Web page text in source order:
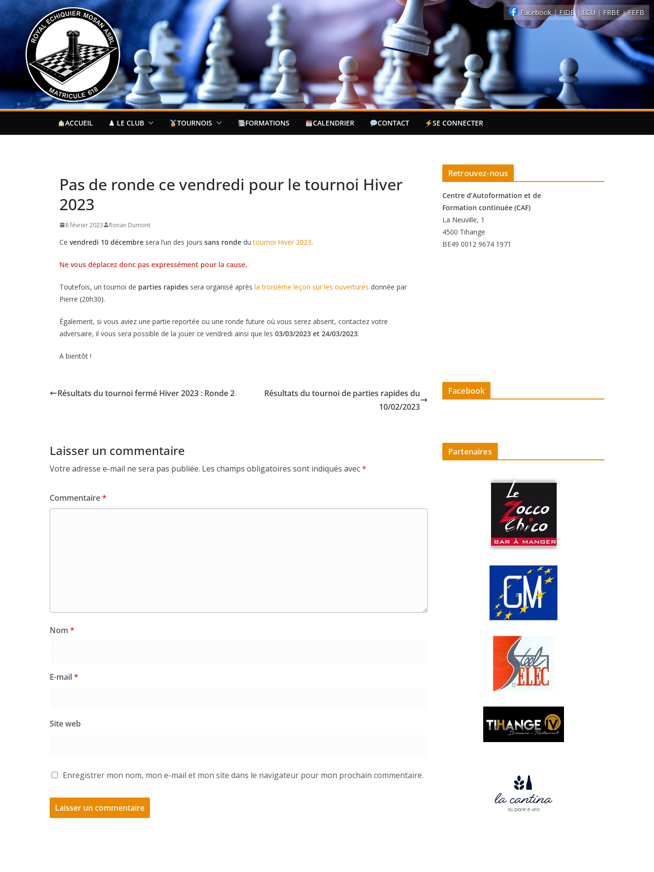
Passer
contenu
ACCUEIL ♟ LE CLUB TOURNOIS FORMATIONS CALENDRIER CONTACT SE CONNECTER
Pas de ronde ce vendredi pour le tournoi Hiver
2023
8 février 2023 Ronan Dumont
Ce vendredi 10 décembre sera l’un des jours sans ronde dutournoi Hiver 2023.
Ne vous déplacez donc pas expressément pour la cause.
Toutefois, un tournoi de parties rapides sera organisé après la troisième leçon sur les ouvertures donnée par
Pierre (20h30).
Également, si vous aviez une partie reportée ou une ronde future où vous serez absent, contactez votre
adversaire, il vous sera possible de la jouer ce vendredi ainsi que les 03/03/2023 et 24/03/2023.
A bientôt !
Résultats du tournoi fermé Hiver 2023 : Ronde 2
Résultats du tournoi de parties rapides du
10/02/2023
Laisser un commentaire
Votre adresse e-mail ne sera pas publiée. Les champs obligatoires sont indiqués avec*
Commentaire*
Nom *
E-mail*
Site web
Enregistrer mon nom, mon e-mail et mon site dans le navigateur pour mon prochain commentaire.
Retrouvez-nous
Centre d’Autoformation et de
Formation continuée (CAF)
La Neuville, 1
4500 Tihange
BE49 0012 9674 1971
Facebook
Facebook| FIDE | ECU| FRBE| FEFB
Partenaires